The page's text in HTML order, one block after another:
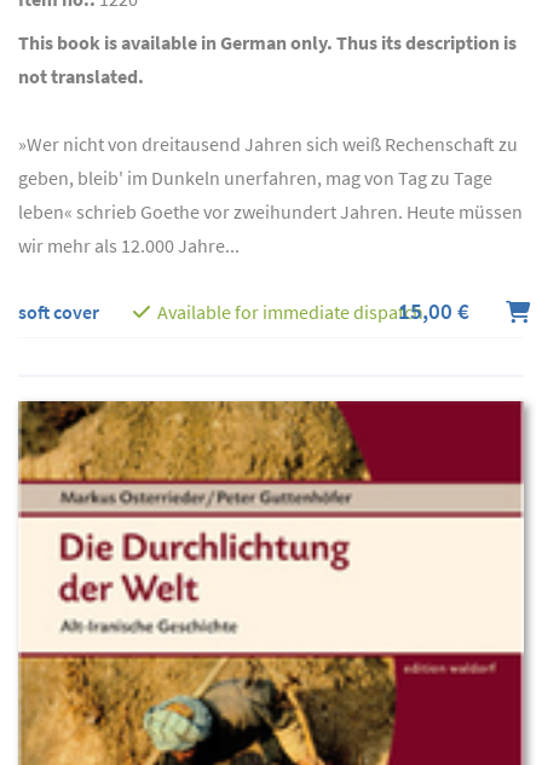
This book is available in German only. Thus its description is
not translated.
»Wer nicht von dreitausend Jahren sich weiß Rechenschaft zu
geben, bleib' im Dunkeln unerfahren, mag von Tag zu Tage
leben« schrieb Goethe vor zweihundert Jahren. Heute müssen
wir mehr als 12.000 Jahre...
soft cover Available for immediate dispatch15,00 €